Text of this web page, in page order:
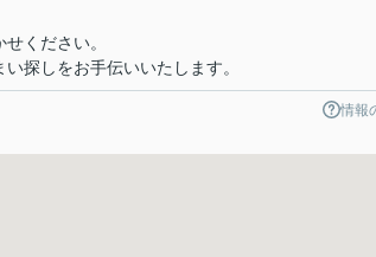
ください。
探しをお手伝いいたします。
情報